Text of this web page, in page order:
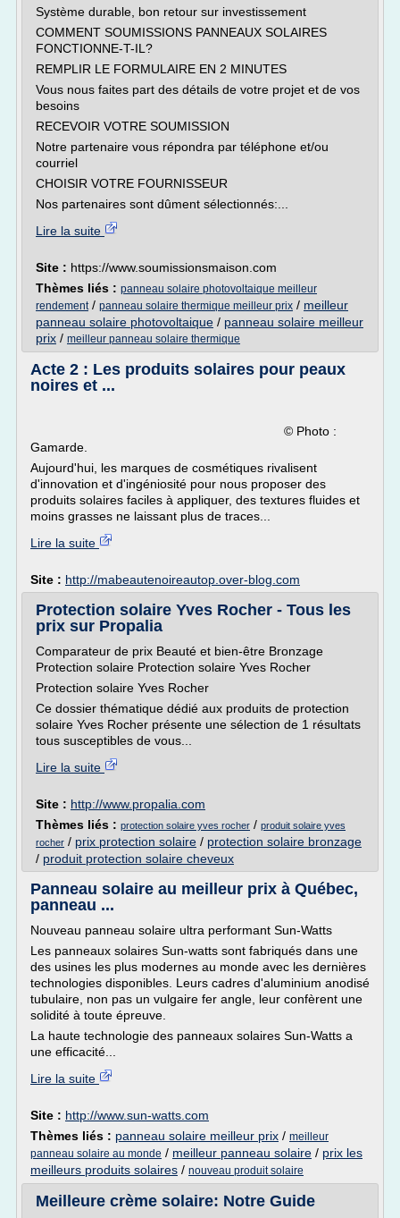
Système durable, bon retour sur investissement
COMMENT SOUMISSIONS PANNEAUX SOLAIRES
FONCTIONNE-T-IL?
REMPLIR LE FORMULAIRE EN 2 MINUTES
Vous nous faites part des détails de votre projet et de vos
besoins
RECEVOIR VOTRE SOUMISSION
Notre partenaire vous répondra par téléphone et/ou
courriel
CHOISIR VOTRE FOURNISSEUR
Nos partenaires sont dûment sélectionnés:...
Lire la suite
Site : https://www.soumissionsmaison.com
Thèmes liés : panneau solaire photovoltaique meilleur
rendement/ panneau solaire thermique meilleur prix / meilleur
panneau solaire photovoltaique / panneau solaire meilleur
prix / meilleur panneau solaire thermique
Acte 2 : Les produits solaires pour peaux
noires et ...
© Photo :
Gamarde.
Aujourd'hui, les marques de cosmétiques rivalisent
d'innovation et d'ingéniosité pour nous proposer des
produits solaires faciles à appliquer, des textures fluides et
moins grasses ne laissant plus de traces...
Lire la suite
Site : http://mabeautenoireautop.over-blog.com
Protection solaire Yves Rocher - Tous les
prix sur Propalia
Comparateur de prix Beauté et bien-être Bronzage
Protection solaire Protection solaire Yves Rocher
Protection solaire Yves Rocher
Ce dossier thématique dédié aux produits de protection
solaire Yves Rocher présente une sélection de 1 résultats
tous susceptibles de vous...
Lire la suite
Site : http://www.propalia.com
Thèmes liés : protection solaire yves rocher / produit solaire yves
rocher / prix protection solaire / protection solaire bronzage
/ produit protection solaire cheveux
Panneau solaire au meilleur prix à Québec,
panneau ...
Nouveau panneau solaire ultra performant Sun-Watts
Les panneaux solaires Sun-watts sont fabriqués dans une
des usines les plus modernes au monde avec les dernières
technologies disponibles. Leurs cadres d'aluminium anodisé
tubulaire, non pas un vulgaire fer angle, leur confèrent une
solidité à toute épreuve.
La haute technologie des panneaux solaires Sun-Watts a
une efficacité...
Lire la suite
Site : http://www.sun-watts.com
Thèmes liés : panneau solaire meilleur prix / meilleur
panneau solaire au monde / meilleur panneau solaire / prix les
meilleurs produits solaires / nouveau produit solaire
Meilleure crème solaire: Notre Guide